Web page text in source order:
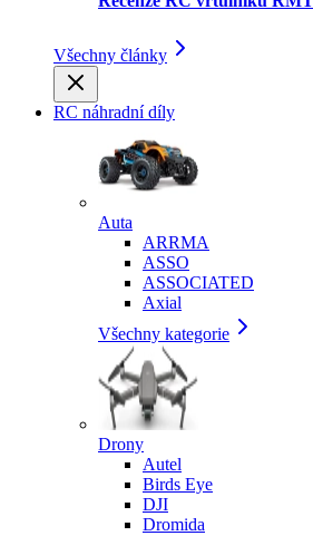
Všechny články
RC náhradní díly
Auta
ARRMA
ASSO
ASSOCIATED
Axial
Všechny kategorie
Drony
Autel
Birds Eye
DJI
Dromida